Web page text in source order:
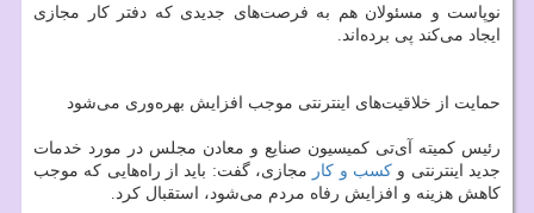
نوپاست و مسئولان هم به فرصت‌های جدیدی كه دفتر كار مجازی
ایجاد می‌كند پی برده‌اند.
حمایت از خلاقیت‌های اینترنتی موجب افزایش بهره‌وری می‌شود
رئیس كمیته آی‌تی كمیسیون صنایع و معادن مجلس در مورد خدمات
جدید اینترنتی و كسب و كار مجازی، گفت: باید از راه‌هایی كه موجب
كاهش هزینه و افزایش رفاه مردم می‌شود، استقبال كرد.